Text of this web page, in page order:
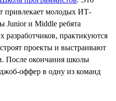
привлекает молодых ИТ-
Junior и Middle ребята
практикуются
проекты и выстраивают
После окончания школы
оффер в одну из команд